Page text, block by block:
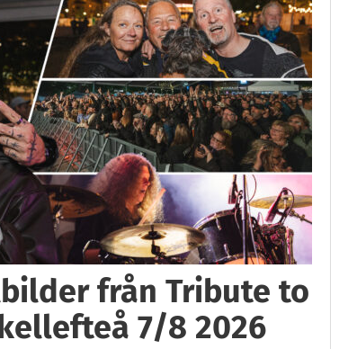
från Tribute to
7/8 2026